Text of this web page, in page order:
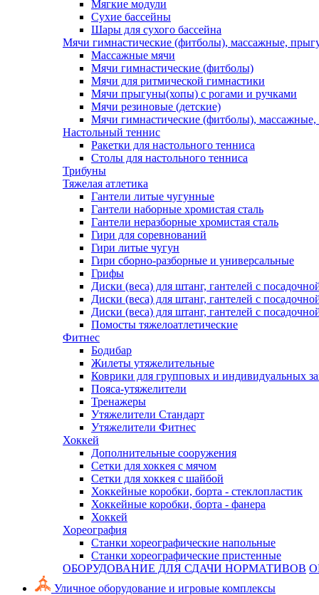
Мягкие модули
Сухие бассейны
Шары для сухого бассейна
Мячи гимнастические (фитболы), массажные,
Массажные мячи
Мячи гимнастические (фитболы)
Мячи для ритмической гимнастики
Мячи прыгуны(хопы) с рогами и ручками
Мячи резиновые (детские)
Мячи гимнастические (фитболы),
Настольный теннис
Ракетки для настольного тенниса
Столы для настольного тенниса
Трибуны
Тяжелая атлетика
Гантели литые чугунные
Гантели наборные хромистая сталь
Гантели неразборные хромистая сталь
Гири для соревнований
Гири литые чугун
Гири сборно-разборные и универсальные
Грифы
Диски (веса) для штанг, гантелей с
Диски (веса) для штанг, гантелей с
Диски (веса) для штанг, гантелей с
Помосты тяжелоатлетические
Фитнес
Бодибар
Жилеты утяжелительные
Коврики для групповых и индивидуальных
Пояса-утяжелители
Тренажеры
Утяжелители Стандарт
Утяжелители Фитнес
Хоккей
Дополнительные сооружения
Сетки для хоккея с мячом
Сетки для хоккея с шайбой
Хоккейные коробки, борта - стеклопластик
Хоккейные коробки, борта - фанера
Хоккей
Хореография
Станки хореографические напольные
Станки хореографические пристенные
ОБОРУДОВАНИЕ ДЛЯ СДАЧИ НОРМАТИВОВ
Уличное оборудование и игровые комплексы